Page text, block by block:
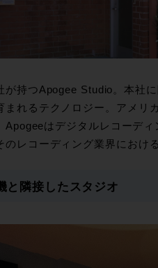
持つApogee Studio。本社
まれるテクノロジー。アメ
Apogeeはデジタルレコーデ
のレコーディング業界におけ
と隣接したスタジオ